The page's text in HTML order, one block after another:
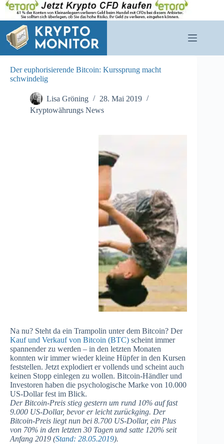
Zum
Inhalt
springen
Der euphorisierende Bitcoin: Kurssprung macht
schwindelig
Lisa Gröning
28. Mai 2019
Kryptowährungs News
Na nu? Steht da ein Trampolin unter dem Bitcoin? Der
Kauf und Verkauf von Bitcoin (BTC) scheint immer
spannender zu werden – in den letzten Monaten
konnten wir immer wieder kleine Hüpfer in den Kursen
feststellen. Jetzt explodiert er vollends und scheint auch
keinen Stopp einlegen zu wollen. Bitcoin-Händler und
Investoren haben die psychologische Marke von 10.000
US-Dollar fest im Blick.
Der Bitcoin-Preis stieg gestern um rund 10% auf fast
9.000 US-Dollar, bevor er leicht zurückging. Der
Bitcoin-Preis liegt nun bei 8.700 US-Dollar, ein Plus
von 70% in den letzten 30 Tagen und satte 120% seit
Anfang 2019 (Stand: 28.05.2019).